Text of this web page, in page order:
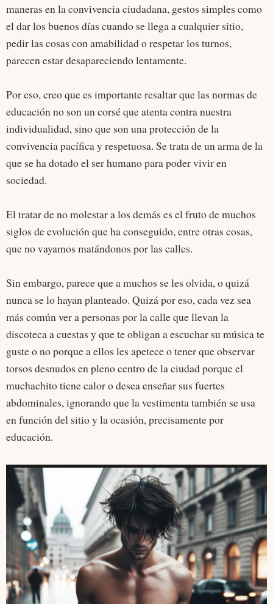
maneras en la convivencia ciudadana, gestos simples como
el dar los buenos días cuando se llega a cualquier sitio,
pedir las cosas con amabilidad o respetar los turnos,
parecen estar desapareciendo lentamente.
Por eso, creo que es importante resaltar que las normas de
educación no son un corsé que atenta contra nuestra
individualidad, sino que son una protección de la
convivencia pacífica y respetuosa. Se trata de un arma de la
que se ha dotado el ser humano para poder vivir en
sociedad.
El tratar de no molestar a los demás es el fruto de muchos
siglos de evolución que ha conseguido, entre otras cosas,
que no vayamos matándonos por las calles.
Sin embargo, parece que a muchos se les olvida, o quizá
nunca se lo hayan planteado. Quizá por eso, cada vez sea
más común ver a personas por la calle que llevan la
discoteca a cuestas y que te obligan a escuchar su música te
guste o no porque a ellos les apetece o tener que observar
torsos desnudos en pleno centro de la ciudad porque el
muchachito tiene calor o desea enseñar sus fuertes
abdominales, ignorando que la vestimenta también se usa
en función del sitio y la ocasión, precisamente por
educación.